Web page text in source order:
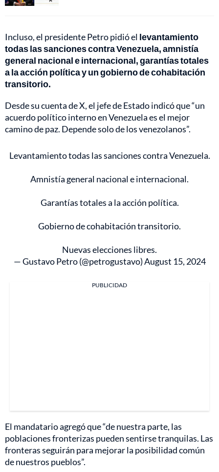
Incluso, el presidente Petro pidió el levantamiento
todas las sanciones contra Venezuela, amnistía
general nacional e internacional, garantías totales
a la acción política y un gobierno de cohabitación
transitorio.
Desde su cuenta de X, el jefe de Estado indicó que “un
acuerdo político interno en Venezuela es el mejor
camino de paz. Depende solo de los venezolanos”.
Levantamiento todas las sanciones contra Venezuela.
Amnistía general nacional e internacional.
Garantías totales a la acción política.
Gobierno de cohabitación transitorio.
Nuevas elecciones libres.
— Gustavo Petro (@petrogustavo)August 15, 2024
PUBLICIDAD
El mandatario agregó que “de nuestra parte, las
poblaciones fronterizas pueden sentirse tranquilas. Las
fronteras seguirán para mejorar la posibilidad común
de nuestros pueblos”.